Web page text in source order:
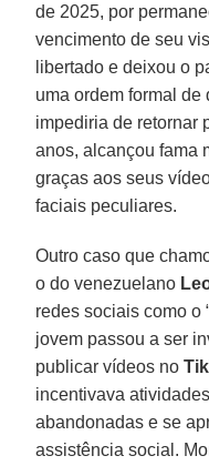
de 2025, por
vencimento de seu
libertado e deixou o
uma ordem formal
impediria de retornar
anos, alcançou fama
graças aos seus
faciais peculiares.
Outro caso que
o do venezuelano
redes sociais como o
jovem passou a ser
publicar vídeos no
incentivava
abandonadas e se
assistência social.